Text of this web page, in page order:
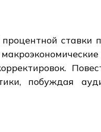
ставки
побуждая